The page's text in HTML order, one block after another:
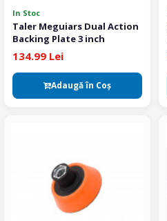
In Stoc
Taler Meguiars Dual Action
Backing Plate 3 inch
134.99 Lei
Adaugă în Coş